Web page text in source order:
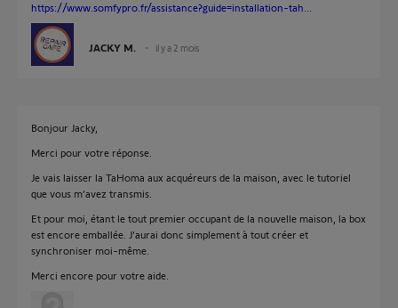
https://www.somfypro.fr/assistance?guide=installation-tah...
JACKY M. il y a 2 mois
Bonjour Jacky,
Merci pour votre réponse.
Je vais laisser la TaHoma aux acquéreurs de la maison, avec le tutoriel
que vous m’avez transmis.
Et pour moi, étant le tout premier occupant de la nouvelle maison, la box
est encore emballée. J’aurai donc simplement à tout créer et
synchroniser moi-même.
Merci encore pour votre aide.